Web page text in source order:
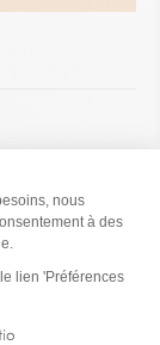
a 12h30